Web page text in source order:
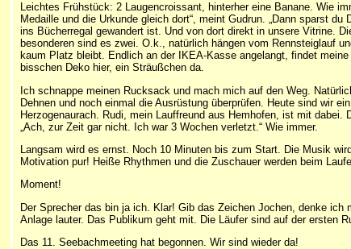
Leichtes Frühstück: 2 Laugencroissant, hinterher eine Banane. Wie
Medaille und die Urkunde gleich dort“, meint Gudrun. „Dann sparst
ins Bücherregal gewandert ist. Und von dort direkt in unsere Vitrine.
besonderen sind es zwei. O.k., natürlich hängen vom Rennsteiglauf
kaum Platz bleibt. Endlich an der IKEA-Kasse angelangt, findet
bisschen Deko hier, ein Sträußchen da.
Ich schnappe meinen Rucksack und mach mich auf den Weg.
Dehnen und noch einmal die Ausrüstung überprüfen. Heute sind wir
Herzogenaurach. Rudi, mein Lauffreund aus Hemhofen, ist mit
„Ach, zur Zeit gar nicht. Ich war 3 Wochen verletzt.“ Wie immer.
Langsam wird es ernst. Noch 10 Minuten bis zum Start. Die Musik
Motivation pur! Heiße Rhythmen und die Zuschauer werden beim
Moment!
Der Sprecher das bin ja ich. Klar! Gib das Zeichen Jochen, denke
Anlage lauter. Das Publikum geht mit. Die Läufer sind auf der ersten
Das 11. Seebachmeeting hat begonnen. Wir sind wieder da!